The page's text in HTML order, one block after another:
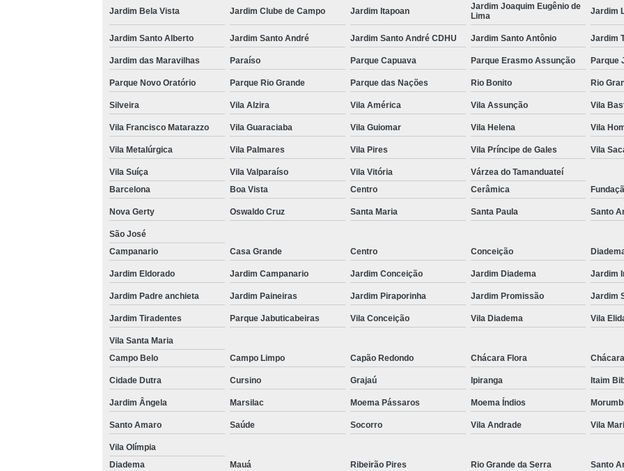
Espelho Moderno
Espelho
Espelho de
Espelho Decorativo
Espelho Grande para
Espelho para
Espelho para
Jardim Bela Vista Jardim Clube de Campo Jardim Itapoan
Jardim Joaquim Eugênio de
Lima
Jardim
Jardim Santo Alberto Jardim Santo André Jardim Santo André CDHU Jardim Santo Antônio Jardim
Jardim das Maravilhas Paraíso Parque Capuava Parque Erasmo Assunção Parque
Parque Novo Oratório Parque Rio Grande Parque das Nações Rio Bonito Rio
Silveira Vila Alzira Vila América Vila Assunção Vila
Vila Francisco Matarazzo Vila Guaraciaba Vila Guiomar Vila Helena Vila
Vila Metalúrgica Vila Palmares Vila Pires Vila Príncipe de Gales Vila
Vila Suíça Vila Valparaíso Vila Vitória
Várzea do Tamanduateí
Barcelona
Boa Vista Centro Cerâmica
Nova Gerty Oswaldo Cruz Santa Maria Santa Paula Santo
São José
Campanario
Casa Grande Centro Conceição
Jardim Eldorado Jardim Campanario Jardim Conceição Jardim Diadema Jardim
Jardim Padre anchieta Jardim Paineiras Jardim Piraporinha Jardim Promissão Jardim
Jardim Tiradentes Parque Jabuticabeiras Vila Conceição Vila Diadema Vila
Vila Santa Maria
Campo Belo
Campo Limpo Capão Redondo Chácara Flora
Cidade Dutra Cursino Grajaú Ipiranga Itaim
Jardim Ângela Marsilac Moema Pássaros Moema Índios
Santo Amaro Saúde Socorro Vila Andrade Vila
Vila Olímpia
Diadema
Mauá Ribeirão Pires Rio Grande da Serra Santo